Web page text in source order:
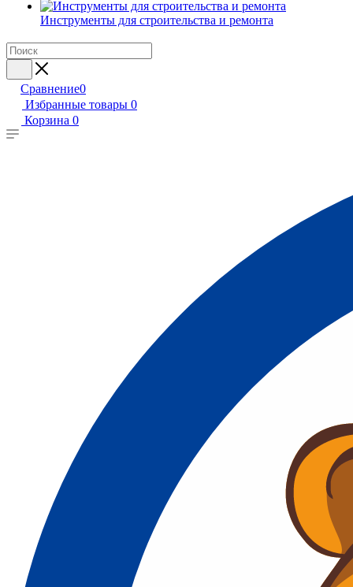
Инструменты для строительства и ремонта
Сравнение0
Избранные товары 0
Корзина 0